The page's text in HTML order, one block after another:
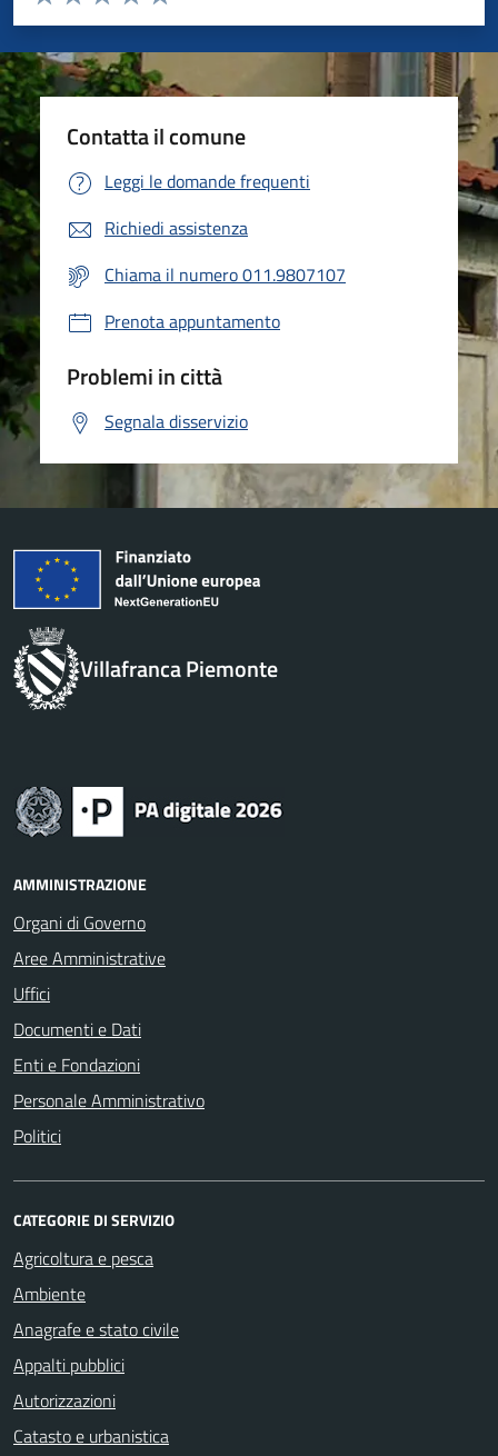
Valuta 5 stelle su 5
Valuta 4 stelle su 5
Valuta 3 stelle su 5
Valuta 2 stelle su 5
Valuta 1 stelle su 5
Contatta il comune
Leggi le domande frequenti
Richiedi assistenza
Chiama il numero 011.9807107
Prenota appuntamento
Problemi in città
Segnala disservizio
Villafranca Piemonte
AMMINISTRAZIONE
Organi di Governo
Aree Amministrative
Uffici
Documenti e Dati
Enti e Fondazioni
Personale Amministrativo
Politici
CATEGORIE DI SERVIZIO
Agricoltura e pesca
Ambiente
Anagrafe e stato civile
Appalti pubblici
Autorizzazioni
Catasto e urbanistica